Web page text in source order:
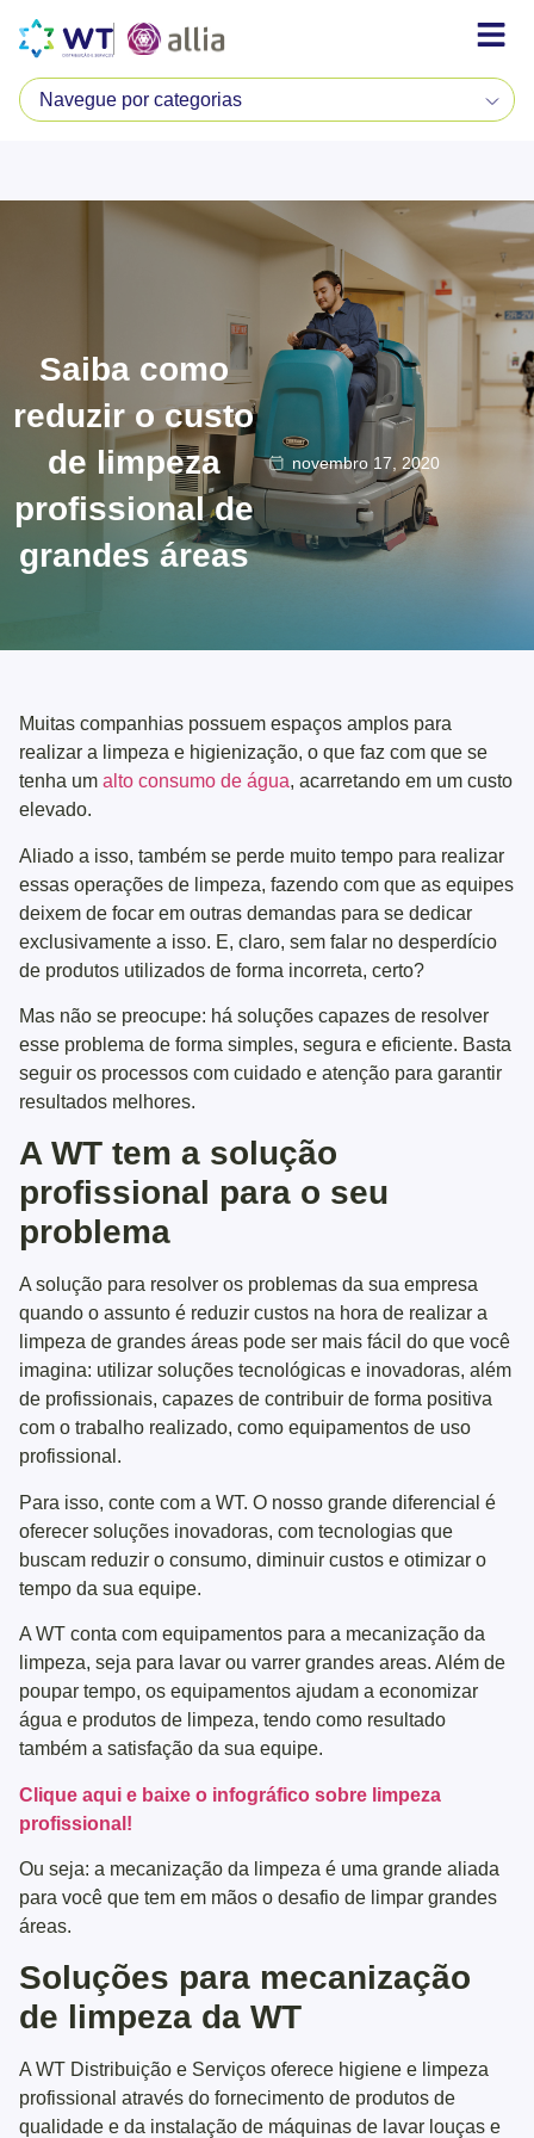
Saiba como
reduzir o custo
de limpeza
profissional de
grandes áreas
novembro 17, 2020
Muitas companhias possuem espaços amplos para
realizar a limpeza e higienização, o que faz com que se
tenha um alto consumo de água, acarretando em um custo
elevado.
Aliado a isso, também se perde muito tempo para realizar
essas operações de limpeza, fazendo com que as equipes
deixem de focar em outras demandas para se dedicar
exclusivamente a isso. E, claro, sem falar no desperdício
de produtos utilizados de forma incorreta, certo?
Mas não se preocupe: há soluções capazes de resolver
esse problema de forma simples, segura e eficiente. Basta
seguir os processos com cuidado e atenção para garantir
resultados melhores.
A WT tem a solução
profissional para o seu
problema
A solução para resolver os problemas da sua empresa
quando o assunto é reduzir custos na hora de realizar a
limpeza de grandes áreas pode ser mais fácil do que você
imagina: utilizar soluções tecnológicas e inovadoras, além
de profissionais, capazes de contribuir de forma positiva
com o trabalho realizado, como equipamentos de uso
profissional.
Para isso, conte com a WT. O nosso grande diferencial é
oferecer soluções inovadoras, com tecnologias que
buscam reduzir o consumo, diminuir custos e otimizar o
tempo da sua equipe.
A WT conta com equipamentos para a mecanização da
limpeza, seja para lavar ou varrer grandes areas. Além de
poupar tempo, os equipamentos ajudam a economizar
água e produtos de limpeza, tendo como resultado
também a satisfação da sua equipe.
Clique aqui e baixe o infográfico sobre limpeza
profissional!
Ou seja: a mecanização da limpeza é uma grande aliada
para você que tem em mãos o desafio de limpar grandes
áreas.
Soluções para mecanização
de limpeza da WT
A WT Distribuição e Serviços oferece higiene e limpeza
profissional através do fornecimento de produtos de
qualidade e da instalação de máquinas de lavar louças e